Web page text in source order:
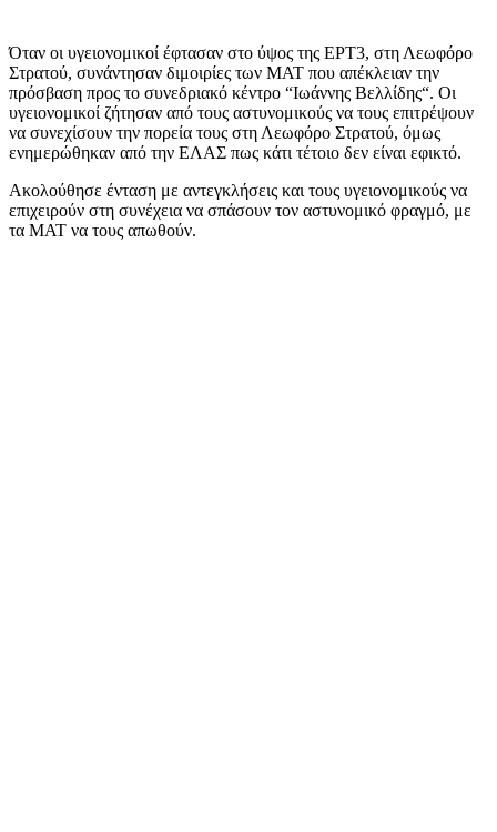
Όταν οι υγειονομικοί έφτασαν στο ύψος της ΕΡΤ3, στη Λεωφόρο
Στρατού, συνάντησαν διμοιρίες των ΜΑΤ που απέκλειαν την
πρόσβαση προς το συνεδριακό κέντρο “Ιωάννης Βελλίδης“. Οι
υγειονομικοί ζήτησαν από τους αστυνομικούς να τους επιτρέψουν
να συνεχίσουν την πορεία τους στη Λεωφόρο Στρατού, όμως
ενημερώθηκαν από την ΕΛΑΣ πως κάτι τέτοιο δεν είναι εφικτό.
Ακολούθησε ένταση με αντεγκλήσεις και τους υγειονομικούς να
επιχειρούν στη συνέχεια να σπάσουν τον αστυνομικό φραγμό, με
τα ΜΑΤ να τους απωθούν.